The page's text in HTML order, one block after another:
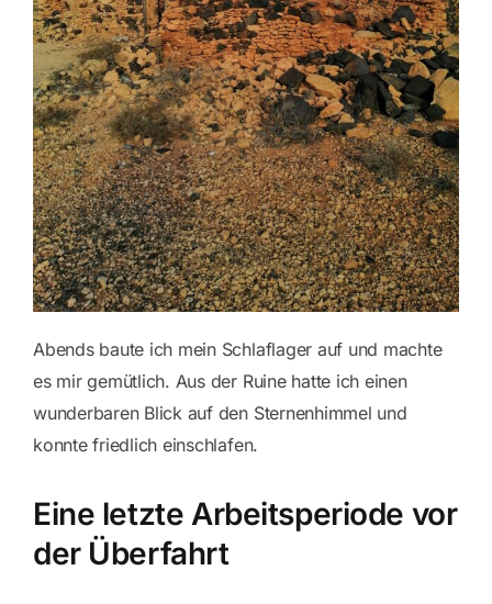
Abends baute ich mein Schlaflager auf und machte
es mir gemütlich. Aus der Ruine hatte ich einen
wunderbaren Blick auf den Sternenhimmel und
konnte friedlich einschlafen.
Eine letzte Arbeitsperiode vor
der Überfahrt